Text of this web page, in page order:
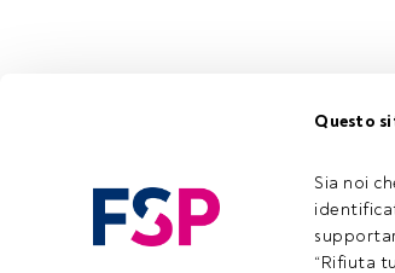
Questo
Sia noi
“Rifiuta